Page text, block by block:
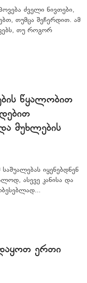
ძველი ნივთები,
თუმცა შეჩერდით. ამ
თუ როგორ
წყალობით
მუხლების
იყენებდნენ
ასევე კანისა და
ერთი